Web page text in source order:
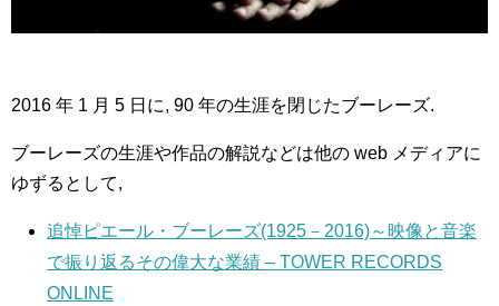
2016 年 1 月 5 日に, 90 年の生涯を閉じたブーレーズ.
ブーレーズの生涯や作品の解説などは他の web メディアに
ゆずるとして,
追悼ピエール・ブーレーズ(1925－2016)～映像と音楽
で振り返るその偉大な業績 – TOWER RECORDS
ONLINE